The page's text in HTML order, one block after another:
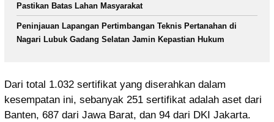
Pastikan Batas Lahan Masyarakat
Peninjauan Lapangan Pertimbangan Teknis Pertanahan di
Nagari Lubuk Gadang Selatan Jamin Kepastian Hukum
Dari total 1.032 sertifikat yang diserahkan dalam
kesempatan ini, sebanyak 251 sertifikat adalah aset dari
Banten, 687 dari Jawa Barat, dan 94 dari DKI Jakarta.